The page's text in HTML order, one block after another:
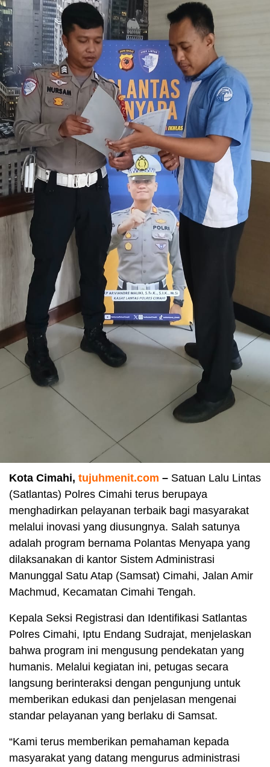
Kota Cimahi, tujuhmenit.com – Satuan Lalu Lintas
(Satlantas) Polres Cimahi terus berupaya
menghadirkan pelayanan terbaik bagi masyarakat
melalui inovasi yang diusungnya. Salah satunya
adalah program bernama Polantas Menyapa yang
dilaksanakan di kantor Sistem Administrasi
Manunggal Satu Atap (Samsat) Cimahi, Jalan Amir
Machmud, Kecamatan Cimahi Tengah.
Kepala Seksi Registrasi dan Identifikasi Satlantas
Polres Cimahi, Iptu Endang Sudrajat, menjelaskan
bahwa program ini mengusung pendekatan yang
humanis. Melalui kegiatan ini, petugas secara
langsung berinteraksi dengan pengunjung untuk
memberikan edukasi dan penjelasan mengenai
standar pelayanan yang berlaku di Samsat.
“Kami terus memberikan pemahaman kepada
masyarakat yang datang mengurus administrasi